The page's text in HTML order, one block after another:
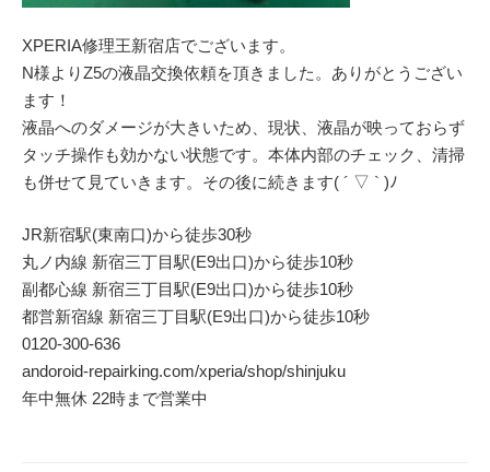
XPERIA修理王新宿店でございます。
N様よりZ5の液晶交換依頼を頂きました。ありがとうござい
ます！
液晶へのダメージが大きいため、現状、液晶が映っておらず
タッチ操作も効かない状態です。本体内部のチェック、清掃
も併せて見ていきます。その後に続きます( ´ ▽ ` )ﾉ
JR新宿駅(東南口)から徒歩30秒
丸ノ内線 新宿三丁目駅(E9出口)から徒歩10秒
副都心線 新宿三丁目駅(E9出口)から徒歩10秒
都営新宿線 新宿三丁目駅(E9出口)から徒歩10秒
0120-300-636
andoroid-repairking.com/xperia/shop/shinjuku
年中無休 22時まで営業中